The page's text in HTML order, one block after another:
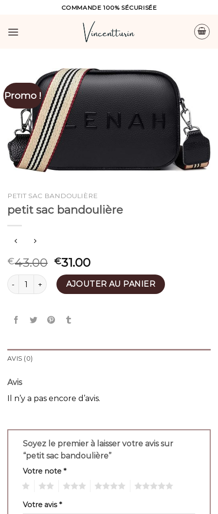
content
COMMANDE 100% SÉCURISÉE
Promo !
PETIT SAC BANDOULIÈRE
petit sac bandoulière
€43.00 €31.00
quantité de petit sac bandoulière
AJOUTER AU PANIER
AVIS (0)
Avis
Il n’y a pas encore d’avis.
Soyez le premier à laisser votre avis sur
“petit sac bandoulière”
Votre note *
Votre avis*